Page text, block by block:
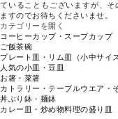
ていることもございますが、
ますのでお待ちくださいませ。
カテゴリーを開く
コーヒーカップ・スープカップ
ご飯茶碗
プレート皿・リム皿（小中サイズ
人気の小皿・豆皿
お箸・菜箸
カトラリー・テーブルウエア・
丼ぶり鉢・麺鉢
カレー皿・炒め物料理の盛り皿